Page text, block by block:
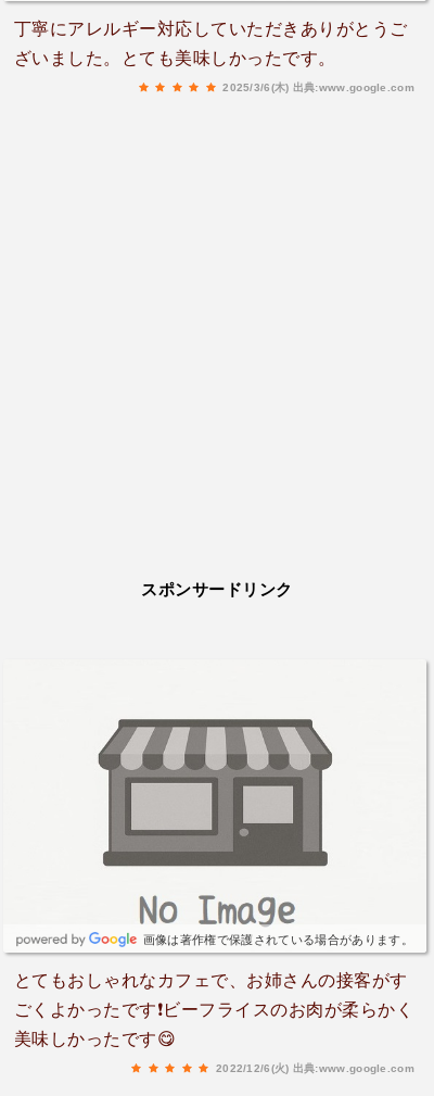
丁寧にアレルギー対応していただきありがとうご
ざいました。とても美味しかったです。
2025/3/6(木) 出典:www.google.com
スポンサードリンク
画像は著作権で保護されている場合があります。
とてもおしゃれなカフェで、お姉さんの接客がす
ごくよかったです❗ビーフライスのお肉が柔らかく
美味しかったです😋
2022/12/6(火) 出典:www.google.com